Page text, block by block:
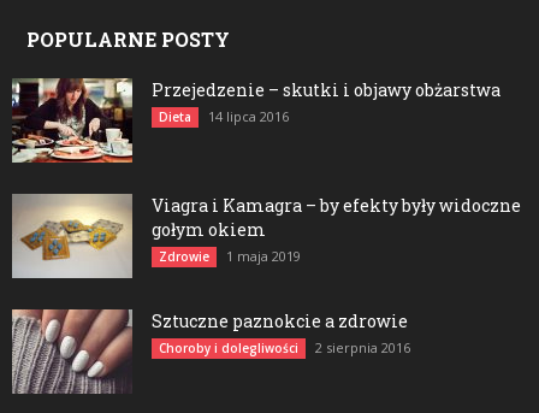
POPULARNE POSTY
Przejedzenie – skutki i objawy obżarstwa
Dieta 14 lipca 2016
Viagra i Kamagra – by efekty były widoczne
gołym okiem
Zdrowie 1 maja 2019
Sztuczne paznokcie a zdrowie
Choroby i dolegliwości 2 sierpnia 2016